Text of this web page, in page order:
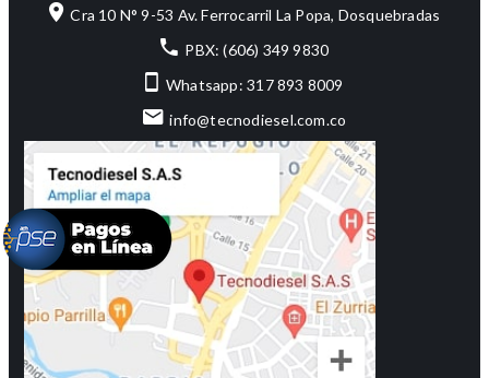
Cra 10 N° 9-53 Av. Ferrocarril La Popa, Dosquebradas
PBX: (606) 349 9830
Whatsapp: 317 893 8009
info@tecnodiesel.com.co